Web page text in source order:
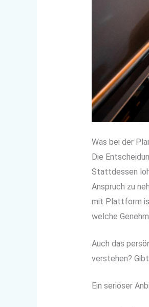
Was bei der
Die
Stattdessen
Anspruch zu
mit Plattform
welche
Auch das
verstehen?
Ein seriöser